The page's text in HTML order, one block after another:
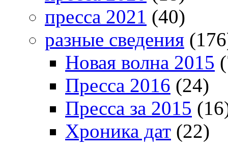
пресса 2021 (40)
разные сведения
Новая волна 2015
Пресса 2016 (24)
Пресса за 2015
Хроника дат (22)